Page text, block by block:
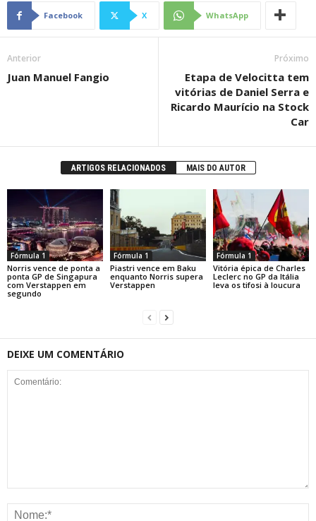
Facebook X WhatsApp
Anterior
Juan Manuel Fangio
Próximo
Etapa de Velocitta tem
vitórias de Daniel Serra e
Ricardo Maurício na Stock
Car
ARTIGOS RELACIONADOS MAIS DO AUTOR
Fórmula 1
Norris vence de ponta a
ponta GP de Singapura
com Verstappen em
segundo
Fórmula 1
Piastri vence em Baku
enquanto Norris supera
Verstappen
Fórmula 1
Vitória épica de Charles
Leclerc no GP da Itália
leva os tifosi à loucura
DEIXE UM COMENTÁRIO